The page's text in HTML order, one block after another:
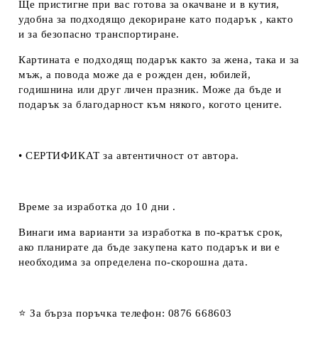
Ще пристигне при вас готова за окачване и в кутия,
удобна за подходящо декориране като подарък , както
и за безопасно транспортиране.
Картината е подходящ подарък както за жена, така и за
мъж, а повода може да е рожден ден, юбилей,
годишнина или друг личен празник. Може да бъде и
подарък за благодарност към някого, когото цените.
• СЕРТИФИКАТ за автентичност от автора.
Време за изработка до 10 дни .
Винаги има варианти за изработка в по-кратък срок,
ако планирате да бъде закупена като подарък и ви е
необходима за определена по-скорошна дата.
⭐ За бърза поръчка телефон: 0876 668603